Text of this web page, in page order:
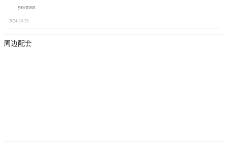
yawntest
2024-10-23
周边配套